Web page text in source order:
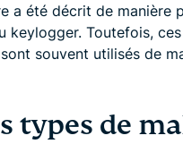
a été décrit de manière
keylogger. Toutefois,
souvent utilisés de
types de